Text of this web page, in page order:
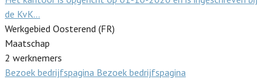
de KvK…
Werkgebied Oosterend (FR)
Maatschap
2 werknemers
Bezoek bedrijfspagina Bezoek bedrijfspagina